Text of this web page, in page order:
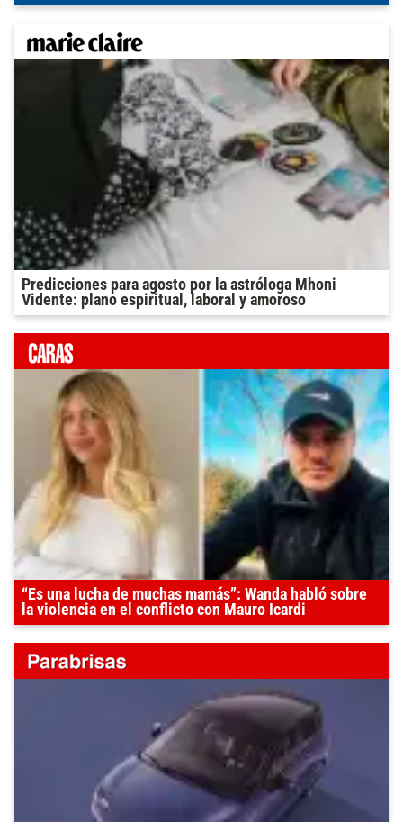
Predicciones para agosto por la astróloga Mhoni
Vidente: plano espiritual, laboral y amoroso
“Es una lucha de muchas mamás”: Wanda habló sobre
la violencia en el conflicto con Mauro Icardi